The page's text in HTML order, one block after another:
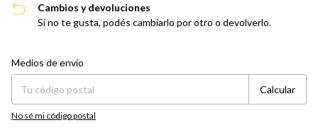
Cambios y devoluciones
Si no te gusta, podés cambiarlo por otro o devolverlo.
Entregas para el CP:
Medios de envío
Calcular
No sé mi código postal